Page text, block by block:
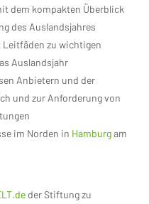
dem kompakten Überblick
des Auslandsjahres
Leitfäden zu wichtigen
Auslandsjahr
Anbietern und der
und zur Anforderung von
im Norden in Hamburgam
der Stiftung zu